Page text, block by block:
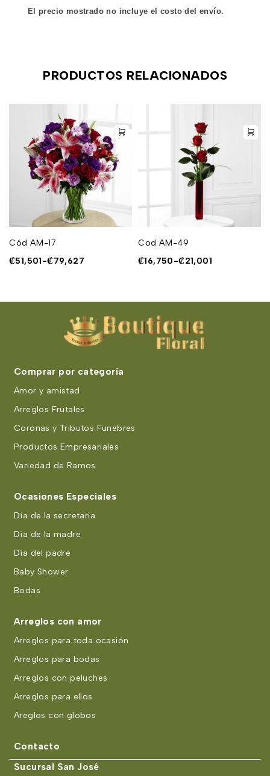
El precio mostrado no incluye el costo del envío.
PRODUCTOS RELACIONADOS
Cód AM-17
₡51,501-₡79,627
Cod AM-49
₡16,750-₡21,001
Comprar por categoría
Amor y amistad
Arreglos Frutales
Coronas y Tributos Funebres
Productos Empresariales
Variedad de Ramos
Ocasiones Especiales
Día de la secretaria
Día de la madre
Día del padre
Baby Shower
Bodas
Arreglos con amor
Arreglos para toda ocasión
Arreglos para bodas
Arreglos con peluches
Arreglos para ellos
Areglos con globos
Contacto
Sucursal San José